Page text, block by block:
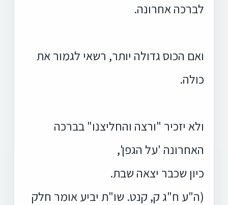
לברכה אחרונה.
ואם הכוס גדולה יותר, רשאי לגמור את
כולה.
ולא יזכיר "ורצה והחליצנו" בברכה
האחרונה 'על הגפן',
כיון שכבר יצאה שבת.
(ה"ע ח"ג ק, קנט. שו"ת יביע אומר חלק